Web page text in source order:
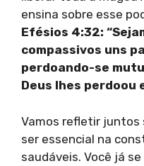
ensina sobre esse
Efésios 4:32:
compassivos uns
perdoando-se
Deus lhes perdoou
Vamos refletir juntos
ser essencial na
saudáveis. Você já